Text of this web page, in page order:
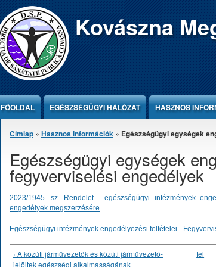
Kovászna
FŐOLDAL EGÉSZSÉGÜGYI HÁLÓZAT HASZNOS
Jelenlegi hely
Címlap » Hasznos információk » Egészségügyi egységek
Egészségügyi egységek
fegyverviselési engedélyek
2023/1945. sz. Rendelet - egészségügyi intézmények
engedélyek megszerzésére
Egészségügyi intézmények engedélyezési feltételei -
‹ A közúti járművezetők és közúti járművezető-
jelöltek egészségi alkalmasságának
fel